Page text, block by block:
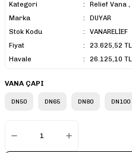
Kategori Relief Vana ,
Marka
DUYAR
Stok Kodu
VANARELİEF
Fiyat
23.625,52
Havale
26.125,10
VANA ÇAPI
DN50 DN65 DN80 DN100